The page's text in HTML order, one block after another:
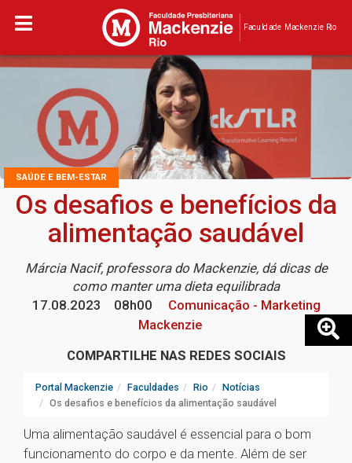
Faculdade Mackenzie Rio
SAÚDE E BEM-ESTAR
Os desafios e benefícios da
alimentação saudável
Márcia Nacif, professora do Mackenzie, dá dicas de
como manter uma dieta equilibrada
17.08.2023
08h00
Comunicação - Marketing
Mackenzie
COMPARTILHE NAS REDES SOCIAIS
Portal Mackenzie Faculdades Rio
Notícias
Os desafios e benefícios da alimentação saudável
Uma alimentação saudável é essencial para o bom
funcionamento do corpo e da mente. Além de ser